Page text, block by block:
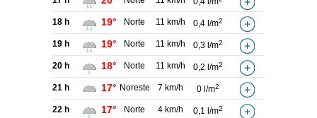
18 h 19° Norte 11 km/h 0,4 l/m2
19 h 19° Norte 11 km/h 0,3 l/m2
20 h 18° Norte 11 km/h 0,2 l/m2
21 h 17° Noreste 7 km/h 0 l/m2
22 h 17° Norte 4 km/h 0,1 l/m2